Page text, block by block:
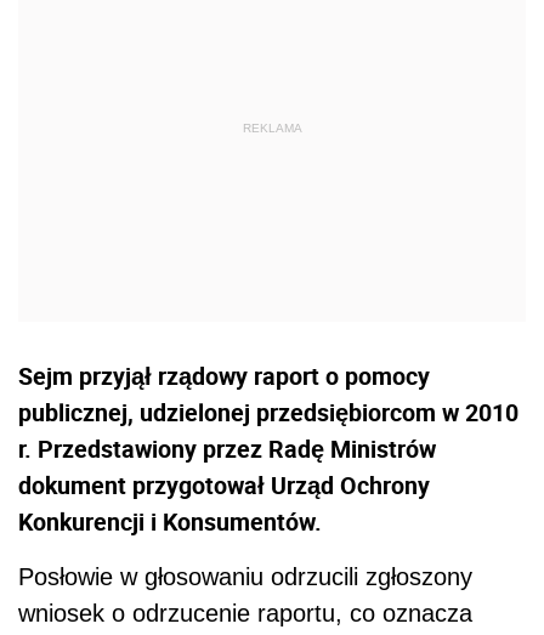
Sejm przyjął rządowy raport o pomocy
publicznej, udzielonej przedsiębiorcom w 2010
r. Przedstawiony przez Radę Ministrów
dokument przygotował Urząd Ochrony
Konkurencji i Konsumentów.
Posłowie w głosowaniu odrzucili zgłoszony
wniosek o odrzucenie raportu, co oznacza